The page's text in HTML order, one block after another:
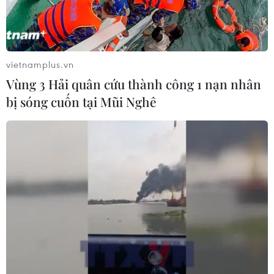
Bộ
07/08/2026 08:58
Từ Quảng Ninh đến Quảng Trị chủ
động ứng phó với áp thấp nhiệt đới
07/08/2026 08:21
Hạn hán nghiêm trọng đe dọa "huyết
mạch" kinh tế châu Âu
07/08/2026 07:58
17 giờ ngày 7/8, mở cửa tràn xả mặt
điều tiết hồ chứa thủy điện Lai Châu
vietnamplus.vn
Vùng 3 Hải quân cứu thành công 1 nạn nhân
bị sóng cuốn tại Mũi Nghê